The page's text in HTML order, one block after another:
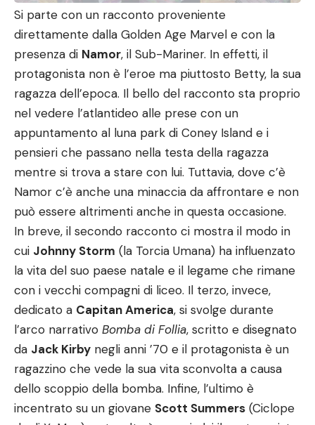
Si parte con un racconto proveniente
direttamente dalla Golden Age Marvel e con la
presenza di Namor, il Sub-Mariner. In effetti, il
protagonista non è l’eroe ma piuttosto Betty, la sua
ragazza dell’epoca. Il bello del racconto sta proprio
nel vedere l’atlantideo alle prese con un
appuntamento al luna park di Coney Island e i
pensieri che passano nella testa della ragazza
mentre si trova a stare con lui. Tuttavia, dove c’è
Namor c’è anche una minaccia da affrontare e non
può essere altrimenti anche in questa occasione.
In breve, il secondo racconto ci mostra il modo in
cui Johnny Storm (la Torcia Umana) ha influenzato
la vita del suo paese natale e il legame che rimane
con i vecchi compagni di liceo. Il terzo, invece,
dedicato a Capitan America, si svolge durante
l’arco narrativo Bomba di Follia, scritto e disegnato
da Jack Kirby negli anni ’70 e il protagonista è un
ragazzino che vede la sua vita sconvolta a causa
dello scoppio della bomba. Infine, l’ultimo è
incentrato su un giovane Scott Summers (Ciclope